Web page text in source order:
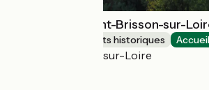
Château de Saint-Brisson-sur-
Sites et monuments historiques
Saint-Brisson-sur-Loire